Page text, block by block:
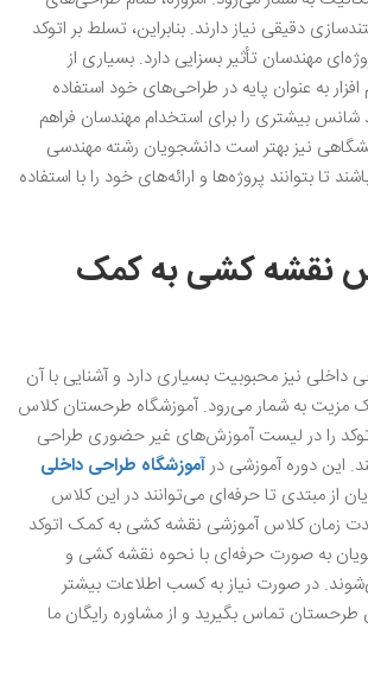
دقیقی نیاز دارند. بنابراین، تسلط بر اتوکد
مهندسان تأثیر بسزایی دارد. بسیاری از
به عنوان پایه در طراحی‌های خود استفاده
شانس بیشتری را برای استخدام مهندسان فراهم
نیز بهتر است دانشجویان رشته مهندسی
تا بتوانند پروژه‌ها و ارائه‌های خود را با استفاده
نقشه‌ کشی به کمک
داخلی نیز محبوبیت بسیاری دارد و آشنایی با آن
مزیت به شمار می‌رود. آموزشگاه طرحستان کلاس
را در لیست آموزش‌های غیر حضوری طراحی
این دوره آموزشی درآموزشگاه طراحی داخلی
از مبتدی تا حرفه‌ای می‌توانند در این کلاس‌
زمان کلاس آموزشی نقشه کشی به کمک اتوکد
به صورت حرفه‌ای با نحوه نقشه‌ کشی و
در صورت نیاز به کسب اطلاعات بیشتر
طرحستان تماس بگیرید و از مشاوره رایگان ما